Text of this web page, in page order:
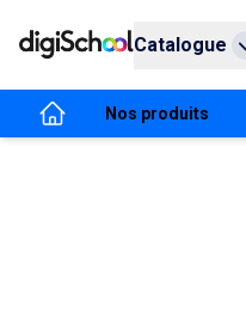
Catalogue
Nos produits